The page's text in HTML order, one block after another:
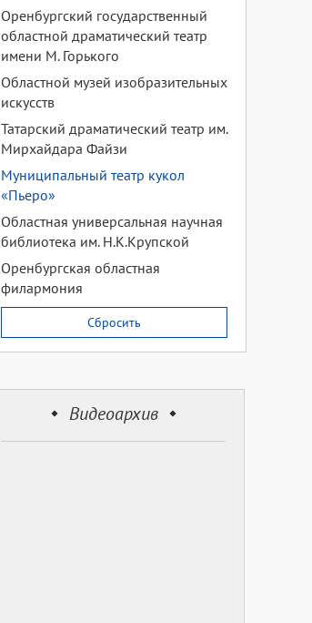
Оренбургский государственный
областной драматический театр
имени М. Горького
Областной музей изобразительных
искусств
Татарский драматический театр им.
Мирхайдара Файзи
Муниципальный театр кукол
«Пьеро»
Областная универсальная научная
библиотека им. Н.К.Крупской
Оренбургская областная
филармония
Сбросить
Видеоархив